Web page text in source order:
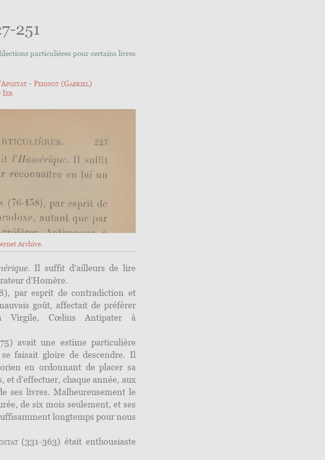
251
particulières pour certains livres
Peignot (Gabriel)
Ier
Archive.
. Il suffit d’ailleurs de lire
d’Homère.
par esprit de contradiction et
goût, affectait de préférer
Virgile, Cœlius Antipater à
avait une estime particulière
faisait gloire de descendre. Il
en ordonnant de placer sa
d’effectuer, chaque année, aux
ses livres. Malheureusement le
de six mois seulement, et ses
longtemps pour nous
(331-363) était enthousiaste